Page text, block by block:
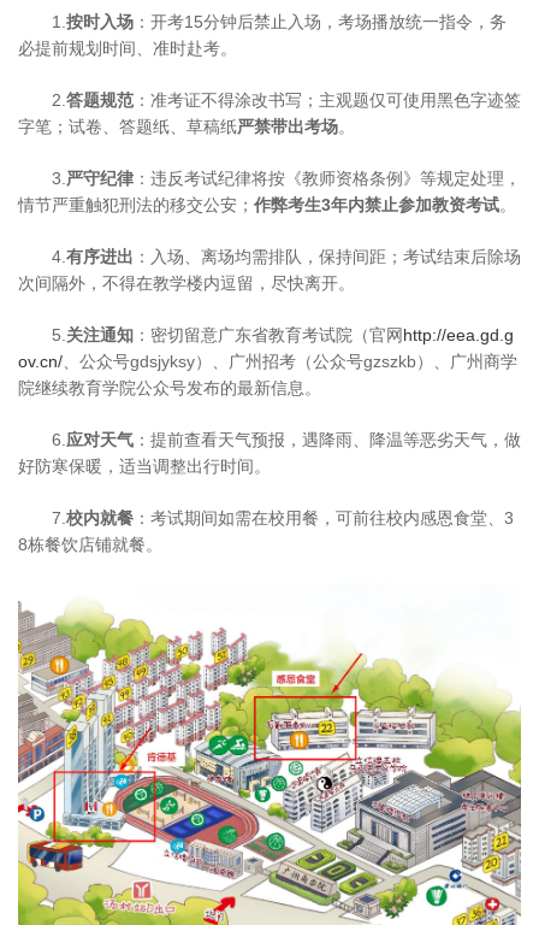
1. 按时入场 ：开考15分钟后禁止入场，考场播放统一指令，务
必提前规划时间、准时赴考。
2. 答题规范 ：准考证不得涂改书写；主观题仅可使用黑色字迹签
字笔；试卷、答题纸、草稿纸严禁带出考场。
3. 严守纪律 ：违反考试纪律将按《教师资格条例》等规定处理，
情节严重触犯刑法的移交公安； 作弊考生3年内禁止参加教资考试。
4. 有序进出 ：入场、离场均需排队，保持间距；考试结束后除场
次间隔外，不得在教学楼内逗留，尽快离开。
5. 关注通知 ：密切留意广东省教育考试院（官网http://eea.gd.g
ov.cn/ 、公众号gdsjyksy）、广州招考（公众号gzszkb）、广州商学
院继续教育学院公众号发布的最新信息。
6. 应对天气 ：提前查看天气预报，遇降雨、降温等恶劣天气，做
好防寒保暖，适当调整出行时间。
7. 校内就餐 ：考试期间如需在校用餐，可前往校内感恩食堂、3
8栋餐饮店铺就餐。